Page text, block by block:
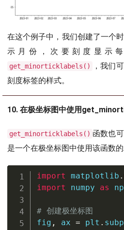
在这个例子中，我们创建了一个
示月份，次要刻度显示
get_minorticklabels()
，我们
刻度标签的样式。
10. 在极坐标图中使用
get_minorticklabels() 函数也
是一个在极坐标图中使用该函数的
import matplotlib .
import numpy as np
# 创建极坐标图
fig , ax = plt .